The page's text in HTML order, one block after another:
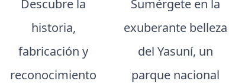
Descubre la
historia,
fabricación y
reconocimiento
Sumérgete en la
exuberante belleza
del Yasuní, un
parque nacional